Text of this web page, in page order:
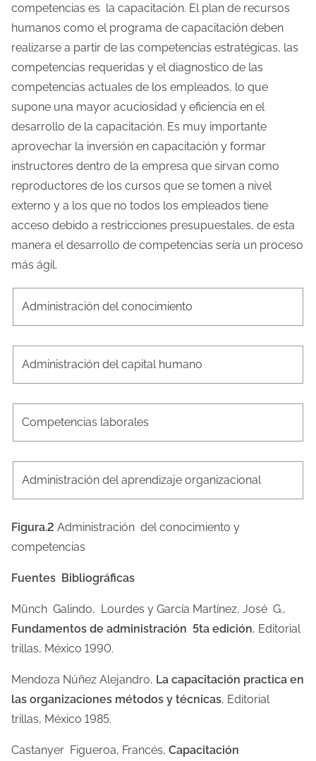
competencias es la capacitación. El plan de recursos
humanos como el programa de capacitación deben
realizarse a partir de las competencias estratégicas, las
competencias requeridas y el diagnostico de las
competencias actuales de los empleados, lo que
supone una mayor acuciosidad y eficiencia en el
desarrollo de la capacitación. Es muy importante
aprovechar la inversión en capacitación y formar
instructores dentro de la empresa que sirvan como
reproductores de los cursos que se tomen a nivel
externo y a los que no todos los empleados tiene
acceso debido a restricciones presupuestales, de esta
manera el desarrollo de competencias sería un proceso
más ágil.
Administración del conocimiento
Administración del capital humano
Competencias laborales
Administración del aprendizaje organizacional
Figura.2 Administración del conocimiento y
competencias
Fuentes Bibliográficas
Münch Galindo, Lourdes y García Martínez, José G.,
Fundamentos de administración 5ta edición, Editorial
trillas, México 1990.
Mendoza Núñez Alejandro, La capacitación practica en
las organizaciones métodos y técnicas, Editorial
trillas, México 1985.
Castanyer Figueroa, Francés, Capacitación